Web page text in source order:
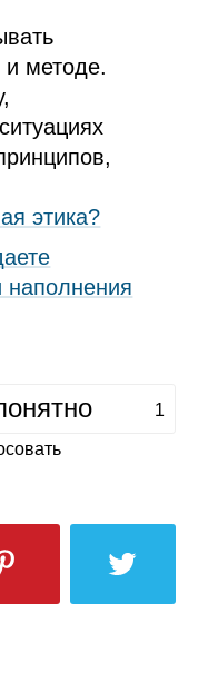
и методе.
этика?
наполнения
1